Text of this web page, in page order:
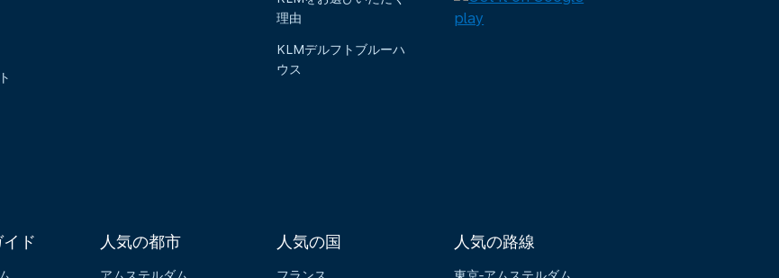
理由
KLMデルフトブルーハ
ウス
イド 人気の都市 人気の国 人気の路線